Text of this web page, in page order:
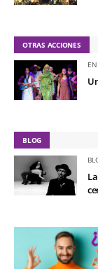
OTRAS ACCIONES
BLOG